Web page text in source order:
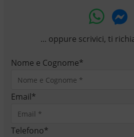
... oppure scrivici, ti
Nome e Cognome*
Email*
Telefono*